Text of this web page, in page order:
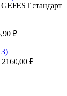
стандарт
₽
2160,00 ₽